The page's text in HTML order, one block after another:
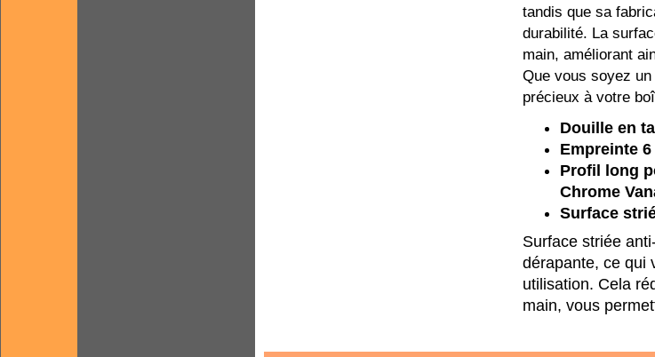
tandis que sa
durabilité. La
main, améliorant
Que vous soyez
précieux à votre
Douille en
Empreinte
Profil long
Chrome
Surface
Surface striée
dérapante, ce qui
utilisation. Cela
main, vous